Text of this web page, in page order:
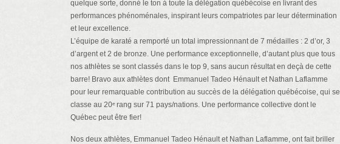
quelque sorte, donné le ton à toute la délégation québécoise en livrant des
performances phénoménales, inspirant leurs compatriotes par leur détermination
et leur excellence.
L’équipe de karaté a remporté un total impressionnant de 7 médailles : 2 d’or, 3
d’argent et 2 de bronze. Une performance exceptionnelle, d’autant plus que tous
nos athlètes se sont classés dans le top 9, sans aucun résultat en deçà de cette
barre! Bravo aux athlètes dont Emmanuel Tadeo Hénault et Nathan Laflamme
pour leur remarquable contribution au succès de la délégation québécoise, qui se
classe au 20ᵉ rang sur 71 pays/nations. Une performance collective dont le
Québec peut être fier!
Nos deux athlètes, Emmanuel Tadeo Hénault et Nathan Laflamme, ont fait briller